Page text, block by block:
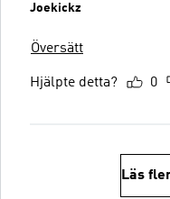
Joekickz
Översätt
Hjälpte detta? 0
Läs